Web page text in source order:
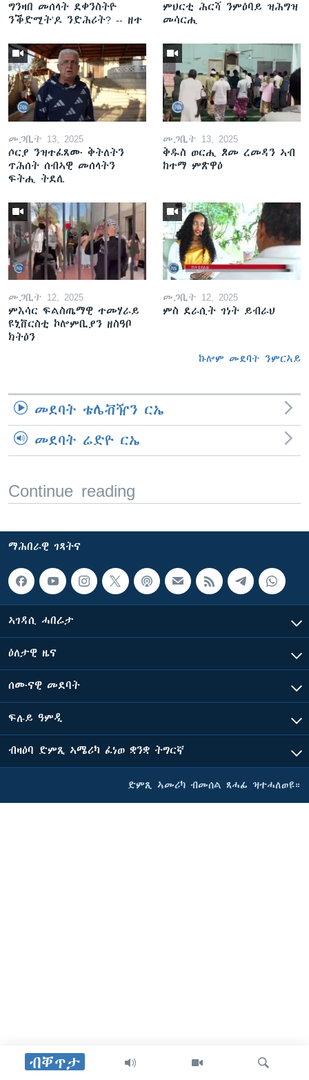
ብቐጥታ
ግንዛበ መሰላት ደቀንስትዮ
ንቕድሚት'ዶ ንድሕሪት? -- ዘተ
ምህርቲ ሕርሻ ንምዕባይ ዝሕግዝ
መሳርሒ
መጋቢት 13, 2025
ሶርያ ንዝተፈጸሙ ቅትለትን
ጥሕሰት ሰብኣዊ መሰላትን
ፍትሒ ትደሊ
መጋቢት 13, 2025
ቅዱስ ወርሒ ጾመ ረመዳን ኣብ
ከተማ ምጽዋዕ
መጋቢት 12, 2025
ምእሳር ፍልስጤማዊ ተመሃራይ
ዩኒቨርስቲ ኮሎምቢያን ዘስዓቦ
ክትዕን
መጋቢት 12, 2025
ምስ ደራሲት ገነት ይብራህ
ኩሎም መደባት ንምርኣይ
መደባት ቴሌቭዥን ርኤ
መደባት ሬድዮ ርኤ
Continue reading
ማሕበራዊ ገጻትና
ኣገዳሲ ሓበሬታ
ዕለታዊ ዜና
ሰሙናዊ መደባት
ፍሉይ ዓምዲ
ብዛዕባ ድምጺ ኣሜሪካ ፈነወ ቋንቋ ትግርኛ
ድምጺ ኣመሪካ ብመሰል ጸሓፊ ዝተሓለወዩ።